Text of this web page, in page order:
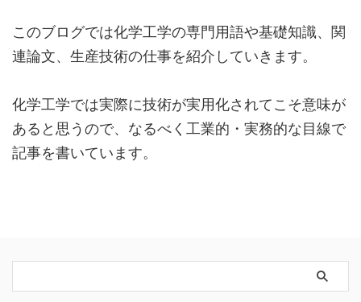
このブログでは化学工学の専門用語や基礎知識、関
連論文、生産技術の仕事を紹介していきます。
化学工学では実際に技術が実用化されてこそ意味が
あると思うので、なるべく工業的・実務的な目線で
記事を書いています。